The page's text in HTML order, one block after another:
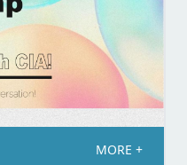
MORE +